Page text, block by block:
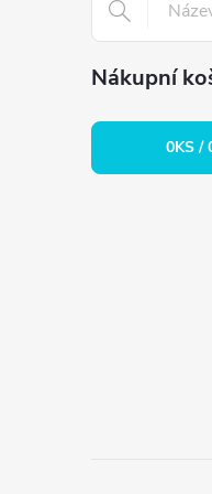
Nákupní
0KS /